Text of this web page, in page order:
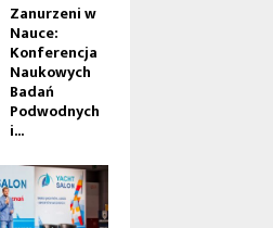
Zanurzeni w
Nauce:
Konferencja
Naukowych
Badań
Podwodnych
i...